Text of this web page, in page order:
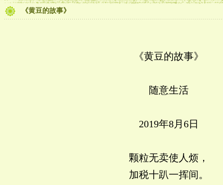
《黄豆的故事》
《黄豆的故事》
随意生活
2019年8月6日
颗粒无卖使人烦，
加税十趴一挥间。